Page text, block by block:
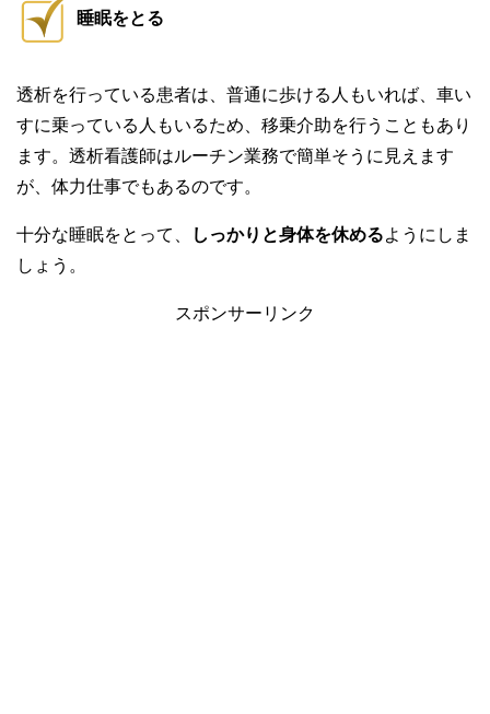
睡眠をとる
透析を行っている患者は、普通に歩ける人もいれば、車い
すに乗っている人もいるため、移乗介助を行うこともあり
ます。透析看護師はルーチン業務で簡単そうに見えます
が、体力仕事でもあるのです。
十分な睡眠をとって、 しっかりと身体を休めるようにしま
しょう。
スポンサーリンク